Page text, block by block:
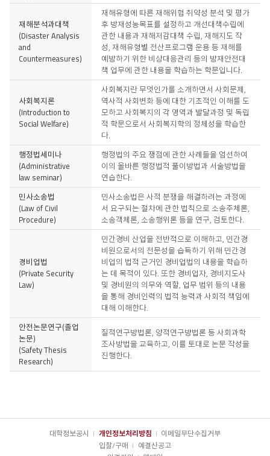
재해분석과대책
(Disaster Analysis
and
Countermeasures)
재해유형에 따른 재해위험 취약성 분석 및 평가
후 방재성능목표를 설정하고 개선대책수립에
관한 내용과 재해저감대책 수립, 재해지도 작
성, 재해유형별 전산프로그램 운용 등 재해를
예방하기 위한 비상대응관리 등의 방재안전대
책 업무에 관한 내용을 학습하는 학문입니다.
사회복지론
(Introduction to
Social Welfare)
사회복지란 무엇인가를 소개하면서 사회문제,
역사적 사회변화 등에 대한 기초적인 이해를 도
모하고 사회복지의 각 영역과 발달과정 및 독립
적 학문으로서 사회복지학의 정체성을 학습한
다.
행정법세미나
(Administrative
law seminar)
행정법의 주요 쟁점에 관한 사례들을 엄선하여
이의 올바른 행정법적 풀이방법과 서술방법을
연습한다.
민사소송법
(Law of Civil
Procedure)
민사소송법은 사적 분쟁을 해결하려는 과정에
서 요구되는 절차에 관한 법칙으로 소송주체론,
소송객체론, 소송행위론 등을 연구, 검토한다.
경비업법
(Private Security
Law)
민간경비 산업을 전반적으로 이해하고, 민간경
비원으로서의 전문성을 습득하기 위해 민간경
비업의 법적 근거인 경비업법의 내용을 학습하
는 데 목적이 있다. 또한 경비업자, 경비지도사
및 경비원의 의무와 역할, 업무 범위 등의 내용
을 통해 경비인력의 법적 능력과 사회적 책임에
대해 이해한다.
안전논문연구(졸업
논문)
(Safety Thesis
Research)
질적연구방법론, 양적연구방법론 등 사회과학
조사방법을 교육하고, 이를 토대로 논문 작성을
진행한다.
대학정보공시 개인정보처리방침
이메일무단수집거부
입찰/구매
예결산공고